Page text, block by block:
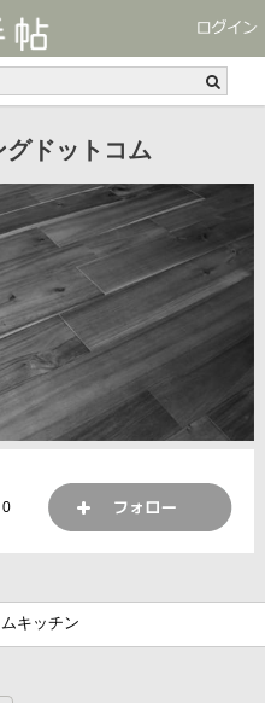
ドットコム
0
キッチン